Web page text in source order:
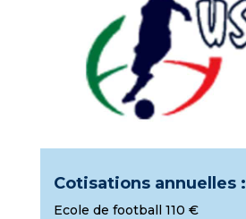
Cotisations annuelles :
Ecole de football 110 €